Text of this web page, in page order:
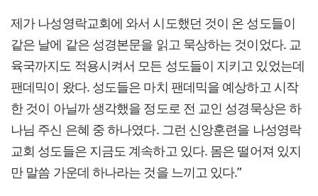
제가 나성영락교회에 와서 시도했던 것이 온 성도들이
같은 날에 같은 성경본문을 읽고 묵상하는 것이었다. 교
육국까지도 적용시켜서 모든 성도들이 지키고 있었는데
팬데믹이 왔다. 성도들은 마치 팬데믹을 예상하고 시작
한 것이 아닐까 생각했을 정도로 전 교인 성경묵상은 하
나님 주신 은혜 중 하나였다. 그런 신앙훈련을 나성영락
교회 성도들은 지금도 계속하고 있다. 몸은 떨어져 있지
만 말씀 가운데 하나라는 것을 느끼고 있다.”